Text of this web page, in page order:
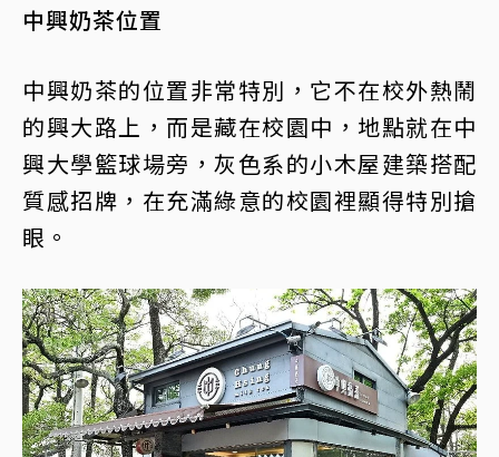
中興奶茶位置
中興奶茶的位置非常特別，它不在校外熱鬧
的興大路上，而是藏在校園中，地點就在中
興大學籃球場旁，灰色系的小木屋建築搭配
質感招牌，在充滿綠意的校園裡顯得特別搶
眼。